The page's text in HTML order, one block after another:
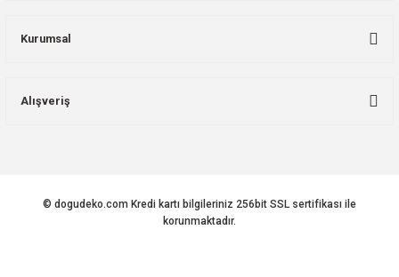
Kurumsal
Alışveriş
© dogudeko.com Kredi kartı bilgileriniz 256bit SSL sertifikası ile
korunmaktadır.